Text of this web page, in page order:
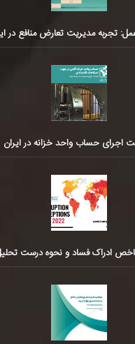
اجرای حساب واحد خزانه در ایران
ادراک فساد و نحوه درست